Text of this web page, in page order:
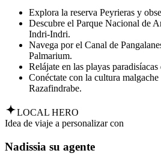
Explora la reserva Peyrieras y
Descubre el Parque Nacional de
Indri-Indri.
Navega por el Canal de
Palmarium.
Relájate en las playas
Conéctate con la cultura
Razafindrabe.
LOCAL HERO
Idea de viaje a personalizar con
Nadissia su agente